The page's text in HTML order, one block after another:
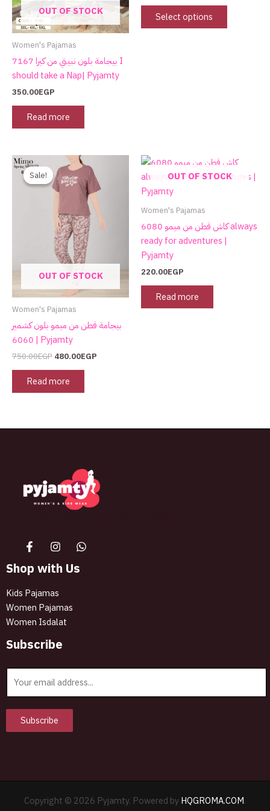
OUT OF STOCK
Women's Pajamas
بيجامة بلون نبيتي من كيرا 7167 I
should take a Nap| Pyjamty
350.00EGP
Read more
Select options
chosen
Sale!
OUT OF STOCK
Sale!
Women's Pajamas
بيجامة قطن من ميمو بلون كشمير
6060 | Pyjamty
750.00EGP
Original
price
was:
750.00EGP.
480.00EGP
is:
480.00EGP.
Read more
OUT OF STOCK
Women's Pajamas
كاش قطن من ميمو 6080 always
ready for adventures |
Pyjamty
220.00EGP
Read more
Shop with Us
Kids Pajamas
Women Pajamas
Women Isdalat
Subscribe
l
Subscribe
Copyright © 2026 Pyjamty. Powered byHQGROMA.COM.